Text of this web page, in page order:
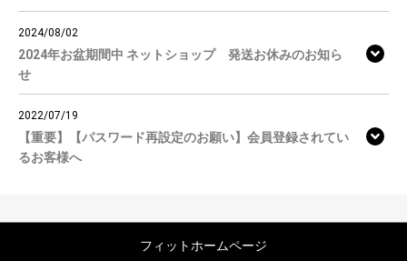
2024/08/02
2024年お盆期間中 ネットショップ 発送お休みのお知ら
せ
2022/07/19
【重要】【パスワード再設定のお願い】会員登録されてい
るお客様へ
フィットホームページ